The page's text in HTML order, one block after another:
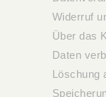
Widerruf
Über das
Daten
Löschung